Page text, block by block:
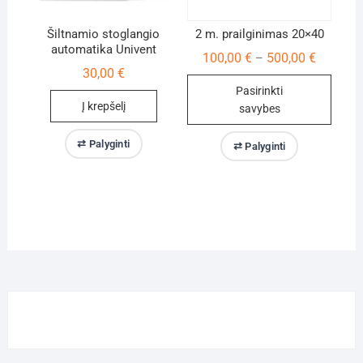
product
page
Šiltnamio stoglangio
automatika Univent
30,00 €
Į krepšelį
⇄ Palyginti
2 m. prailginimas 20×40
100,00€ – 500,00€Price
Pasirinkti
savybes
This
product
⇄ Palyginti